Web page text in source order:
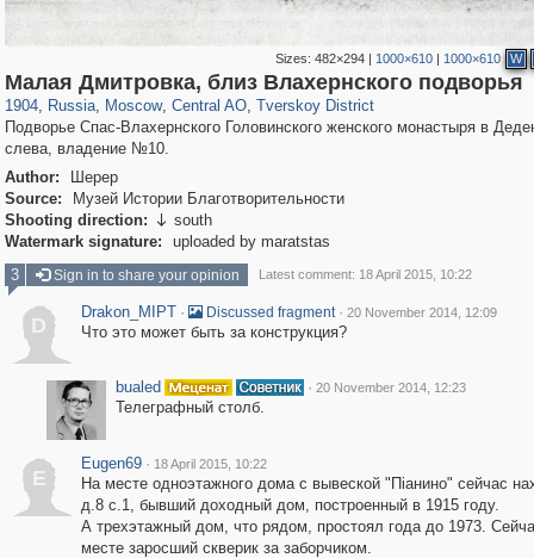
Sizes: 482×294| 1000×610| 1000×610 W
Малая Дмитровка, близ Влахернского подворья
1904, Russia
1,407,347 29,248
, Moscow
319,882 8,286
, Central AO
160,021 5,916
, Tverskoy District
53,055 2,283
Подворье Спас-Влахернского Головинского женского монастыря в
слева, владение №10.
Author:
Шерер
Source:
Музей Истории Благотворительности
Shooting direction:  south
Watermark signature:
uploaded by maratstas
3
Sign in to share your opinion Latest comment: 18 April 2015, 10:22
D
Drakon_MIPT · Discussed fragment · 20 November 2014, 12:09
Что это может быть за конструкция?
bualed · 20 November 2014, 12:23
Телеграфный столб.
E
Eugen69 · 18 April 2015, 10:22
На месте одноэтажного дома с вывеской "Пiанино" сейчас
д.8 с.1, бывший доходный дом, построенный в 1915 году.
А трехэтажный дом, что рядом, простоял года до 1973.
месте заросший скверик за заборчиком.